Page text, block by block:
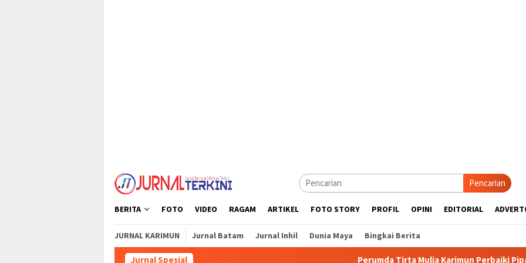
Pencarian
BERITA FOTO VIDEO RAGAM ARTIKEL FOTO STORY PROFIL OPINI EDITORIAL
JURNAL KARIMUN Jurnal Batam Jurnal Inhil Dunia Maya Bingkai Berita
Jurnal Spesial Perumda Tirta Mulia Karimun Perbaiki Pipa JDU,